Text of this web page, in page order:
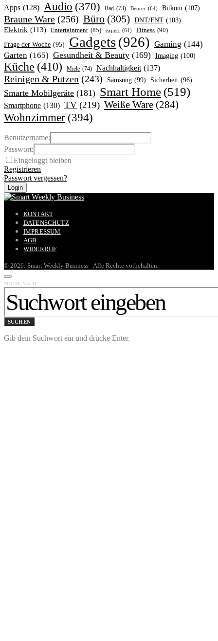
Apps (128) Audio (370) Bad (73) Beurer (64) Bitkom (107)
Braune Ware (256) Büro (305) DNT/FNT (103)
Elektrik (113) Entertainment (85) expert (61) Fitness (90)
Frage der Woche (95) Gadgets(926) Gaming (144)
Garten (165) Gesundheit & Beauty (169) Imaging (100)
Küche (410) Miele (74) Nachhaltigkeit (137)
Reinigen & Putzen (243) Samsung (99) Sicherheit (96)
Smarte Mobilgeräte (181) Smart Home (519)
Smartphone (130) TV (219) Weiße Ware (284)
Wohnzimmer (394)
Benutzername:
Passwort:
Eingeloggt bleiben
Registrieren
Passwort vergessen?
KONTAKT
DATENSCHUTZ
IMPRESSUM
AGB
WIDERRUF
© 2026: Smart Weekly Business - Alle Rechte vorbehalten.
SUCHE NACH:
SUCHEN
Gib dein Suchwort ein und drücke Enter.